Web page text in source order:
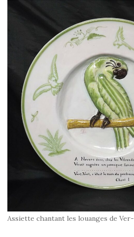
Assiette chantant les louanges de